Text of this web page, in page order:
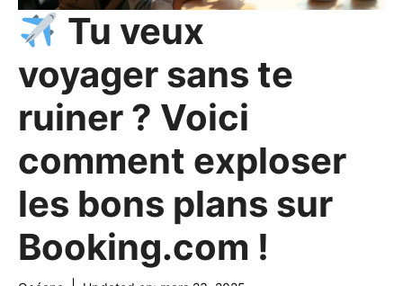
Tu veux
voyager sans te
ruiner ? Voici
comment exploser
les bons plans sur
Booking.com !